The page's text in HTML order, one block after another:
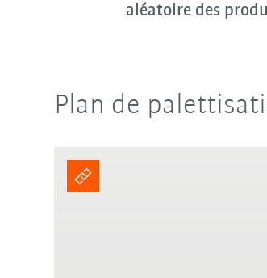
aléatoire des
Plan de